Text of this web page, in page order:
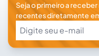
Seja o primeiro a
recentes diretamente